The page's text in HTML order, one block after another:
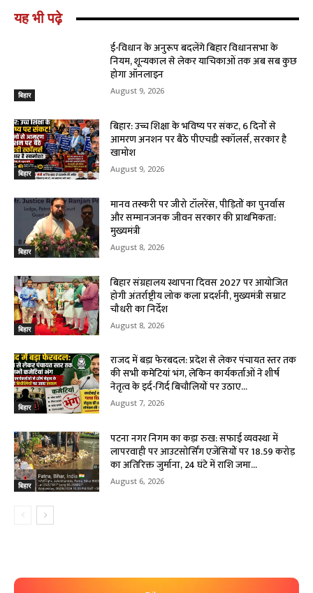
यह भी पढ़े
बिहार
ई-विधान के अनुरूप बदलेंगे बिहार विधानसभा के
नियम, शून्यकाल से लेकर याचिकाओं तक अब सब कुछ
होगा ऑनलाइन
August 9, 2026
बिहार
बिहार: उच्च शिक्षा के भविष्य पर संकट, 6 दिनों से
आमरण अनशन पर बैठे पीएचडी स्कॉलर्स, सरकार है
खामोश
August 9, 2026
बिहार
मानव तस्करी पर जीरो टॉलरेंस, पीड़ितों का पुनर्वास
और सम्मानजनक जीवन सरकार की प्राथमिकता:
मुख्यमंत्री
August 8, 2026
बिहार
बिहार संग्रहालय स्थापना दिवस 2027 पर आयोजित
होगी अंतर्राष्ट्रीय लोक कला प्रदर्शनी, मुख्यमंत्री सम्राट
चौधरी का निर्देश
August 8, 2026
बिहार
राजद में बड़ा फेरबदल: प्रदेश से लेकर पंचायत स्तर तक
की सभी कमेटियां भंग, लेकिन कार्यकर्ताओं ने शीर्ष
नेतृत्व के इर्द-गिर्द बिचौलियों पर उठाए...
August 7, 2026
बिहार
पटना नगर निगम का कड़ा रुख: सफाई व्यवस्था में
लापरवाही पर आउटसोर्सिंग एजेंसियों पर ₹18.59 करोड़
का अतिरिक्त जुर्माना, 24 घंटे में राशि जमा...
August 6, 2026